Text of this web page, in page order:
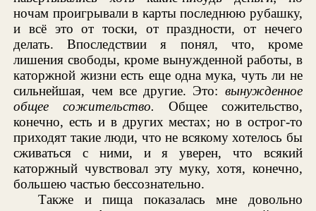
ночам проигрывали в карты последнюю рубашку,
и всё это от тоски, от праздности, от нечего
делать. Впоследствии я понял, что, кроме
лишения свободы, кроме вынужденной работы, в
каторжной жизни есть еще одна мука, чуть ли не
сильнейшая, чем все другие. Это: вынужденное
общее сожительство. Общее сожительство,
конечно, есть и в других местах; но в острог-то
приходят такие люди, что не всякому хотелось бы
сживаться с ними, и я уверен, что всякий
каторжный чувствовал эту муку, хотя, конечно,
большею частью бессознательно.
Также и пища показалась мне довольно